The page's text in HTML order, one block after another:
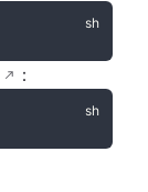
：